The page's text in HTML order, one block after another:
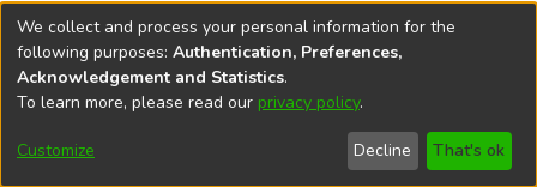
Edición 001/2025 del 26 de mayo de 2025
Universidad Nacional de Córdoba
We collect and process your personal information for the
following purposes: Authentication, Preferences,
Acknowledgement and Statistics.
To learn more, please read our privacy policy.
Customize Decline That's ok